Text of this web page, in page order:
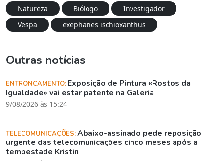
Natureza
Biólogo
Investigador
Vespa
exephanes ischioxanthus
Outras notícias
ENTRONCAMENTO: Exposição de Pintura «Rostos da
Igualdade» vai estar patente na Galeria
9/08/2026 às 15:24
TELECOMUNICAÇÕES:Abaixo-assinado pede reposição
urgente das telecomunicações cinco meses após a
tempestade Kristin